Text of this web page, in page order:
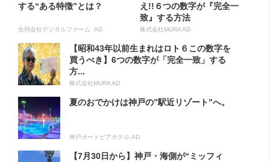
する“ある特徴”とは？
合同会社デジタルファーム AD
え!!６つの数字が『完全一
致』する方法
株式会社MURA AD
【昭和43年以前生まれはロト６この数字を
買うべき】6つの数字が「完全一致」する
方...
株式会社MURA AD
夏のおでかけは神戸の”駅近リゾート”へ。
神戸ポートピアホテル AD
【7月30日から】神戸・海側が“ミッフィ